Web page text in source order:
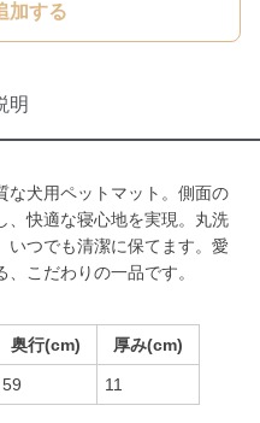
加する
明
な犬用ペットマット。側面の
、快適な寝心地を実現。丸洗
いつでも清潔に保てます。愛
こだわりの一品です。
奥行(cm) 厚み(cm)
59 11